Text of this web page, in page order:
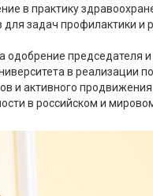
в практику
задач профилактики и
одобрение председателя
в реализации
и активного
в российском и